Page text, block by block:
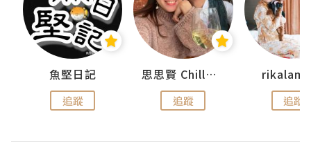
魚堅日記
追蹤
思思賢 ChillMyBabe
追蹤 追蹤